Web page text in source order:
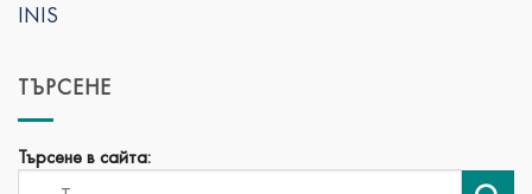
INIS
ТЪРСЕНЕ
Търсене в сайта: